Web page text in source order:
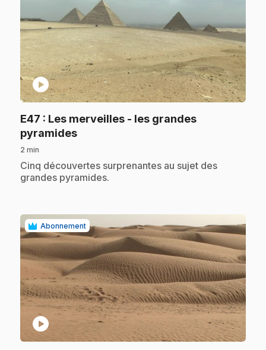
play_circle
E47 : Les merveilles - les grandes
pyramides.
2 min
.Cinq découvertes surprenantes au sujet des
grandes pyramides.
Abonnement
play_circle